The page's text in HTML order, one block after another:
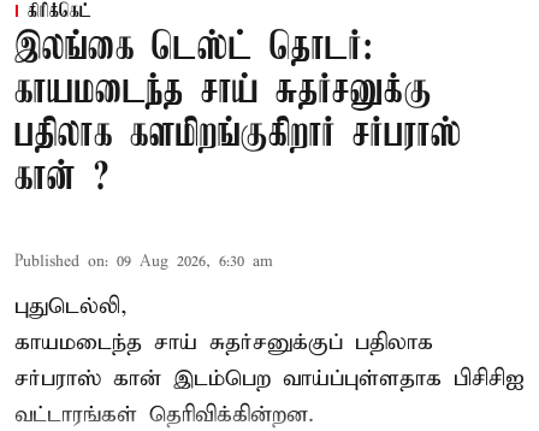
கிரிக்கெட்
இலங்கை டெஸ்ட் தொடர்:
காயமடைந்த சாய் சுதர்சனுக்கு
பதிலாக களமிறங்குகிறார் சர்பராஸ்
கான் ?
Published on: 09 Aug 2026, 6:30 am
புதுடெல்லி,
காயமடைந்த சாய் சுதர்சனுக்குப் பதிலாக
சர்பராஸ் கான் இடம்பெற வாய்ப்புள்ளதாக பிசிசிஐ
வட்டாரங்கள் தெரிவிக்கின்றன.